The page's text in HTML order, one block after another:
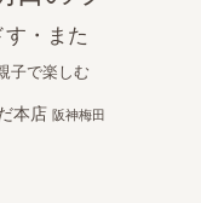
・また
子で楽しむ
本店 阪神梅田